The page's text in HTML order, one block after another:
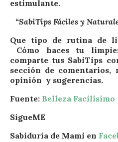
estimulante.
“SabiTips Fáciles y
Que tipo de rutina de
Cómo haces tu
comparte tus SabiTips
sección de comentarios,
opinión y sugerencias.
Fuente: Belleza Facilisimo
SígueME
Sabiduría de Mami en